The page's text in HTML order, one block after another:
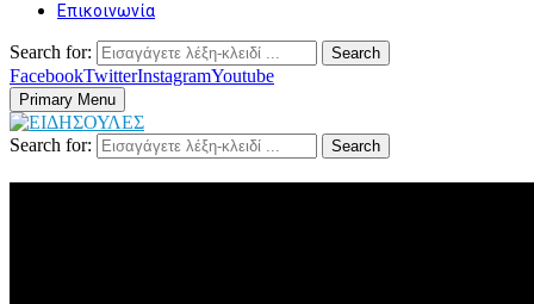
Επικοινωνία
Search for: Search
FacebookTwitterInstagramYoutube
Primary Menu
Search for: Search